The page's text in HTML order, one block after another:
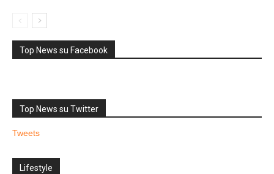
Top News su Facebook
Top News su Twitter
Tweets
Lifestyle